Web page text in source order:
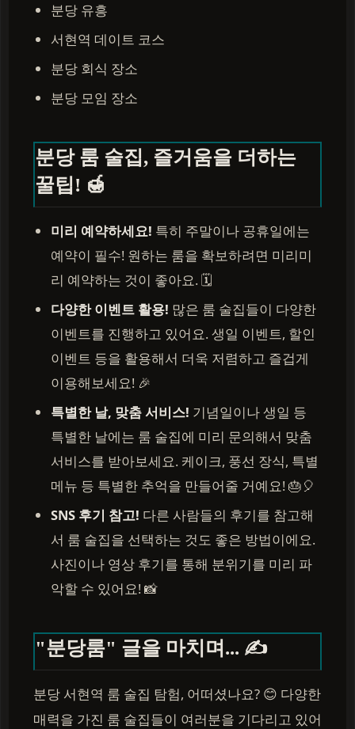
분당 유흥
서현역 데이트 코스
분당 회식 장소
분당 모임 장소
분당 룸 술집, 즐거움을 더하는
꿀팁! 🍯
미리 예약하세요! 특히 주말이나 공휴일에는
예약이 필수! 원하는 룸을 확보하려면 미리미
리 예약하는 것이 좋아요. 🗓️
다양한 이벤트 활용! 많은 룸 술집들이 다양한
이벤트를 진행하고 있어요. 생일 이벤트, 할인
이벤트 등을 활용해서 더욱 저렴하고 즐겁게
이용해보세요! 🎉
특별한 날, 맞춤 서비스! 기념일이나 생일 등
특별한 날에는 룸 술집에 미리 문의해서 맞춤
서비스를 받아보세요. 케이크, 풍선 장식, 특별
메뉴 등 특별한 추억을 만들어줄 거예요! 🎂🎈
SNS 후기 참고! 다른 사람들의 후기를 참고해
서 룸 술집을 선택하는 것도 좋은 방법이에요.
사진이나 영상 후기를 통해 분위기를 미리 파
악할 수 있어요! 📸
"분당룸" 글을 마치며... ✍️
분당 서현역 룸 술집 탐험, 어떠셨나요? 😊 다양한
매력을 가진 룸 술집들이 여러분을 기다리고 있어